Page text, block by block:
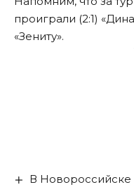
проиграли (2:1)
«Зениту».
В